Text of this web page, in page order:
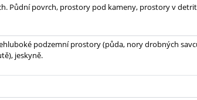
Půdní povrch, prostory pod kameny, prostory v
podzemní prostory (půda, nory drobných
jeskyně.